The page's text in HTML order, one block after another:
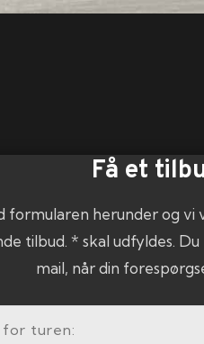
Få et
formularen herunder og vi
tilbud. * skal udfyldes.
mail, når din